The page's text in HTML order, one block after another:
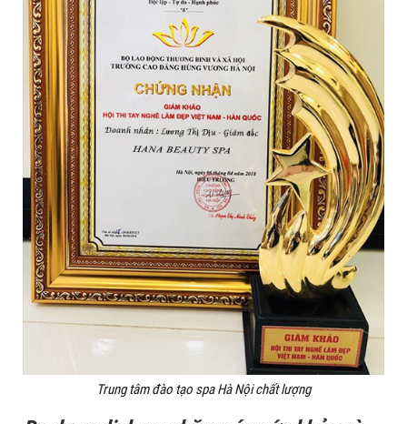
Trung tâm đào tạo spa Hà Nội chất lượng